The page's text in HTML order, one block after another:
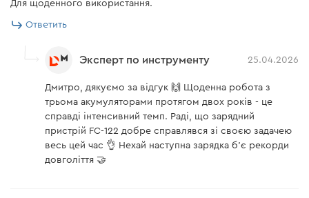
Скачать инструкцию к "Аккумуляторная батарея Dnipro-
M BP-125 4 Ач"
Скачать инструкцию к "Аккумуляторный реноватор
Dnipro-M MT-12 (без АКБ и ЗУ)"
Для щоденного використання.
Ответить
Эксперт по инструменту 25.04.2026
Дмитро, дякуємо за відгук 🙌 Щоденна робота з
трьома акумуляторами протягом двох років - це
справді інтенсивний темп. Раді, що зарядний
пристрій FC-122 добре справлявся зі своєю задачею
весь цей час 👌 Нехай наступна зарядка б’є рекорди
довголіття 🤝